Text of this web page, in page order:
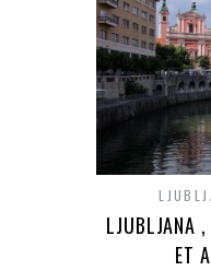
LJUBLJANA
ET